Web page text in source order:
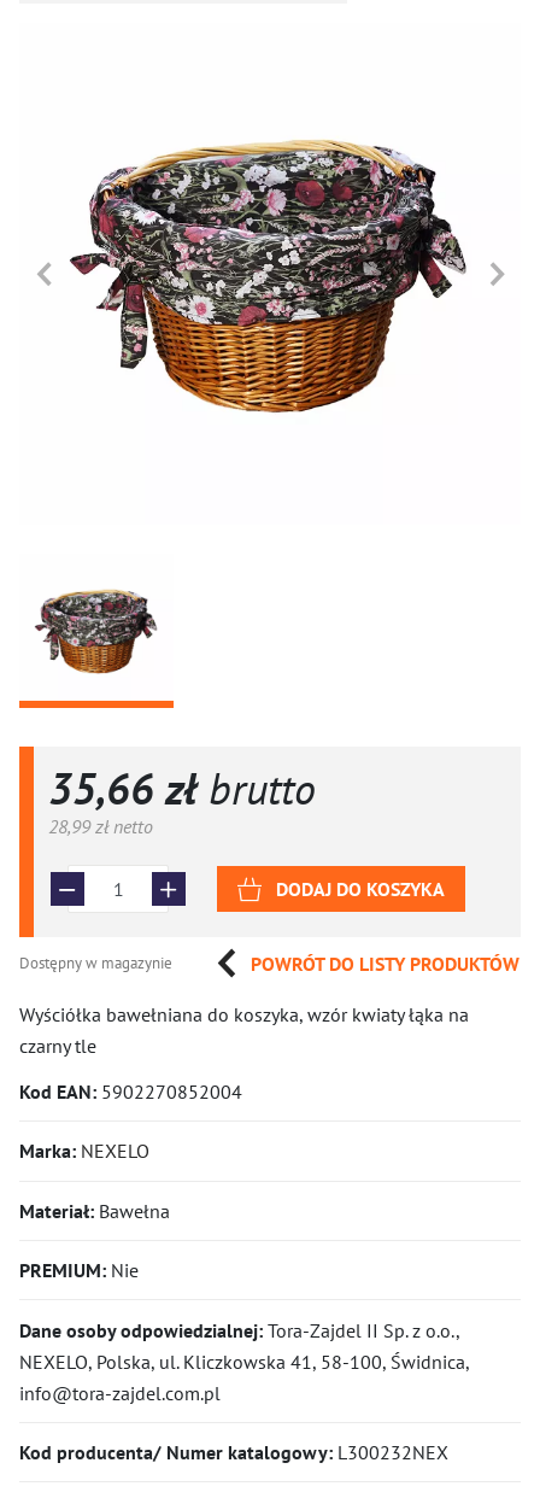
35,66 złbrutto
28,99 złnetto
DODAJ DO KOSZYKA
Dostępny w magazynie POWRÓT DO LISTY PRODUKTÓW
Wyściółka bawełniana do koszyka, wzór kwiaty łąka na
czarny tle
Kod EAN: 5902270852004
Marka: NEXELO
Materiał: Bawełna
PREMIUM: Nie
Dane osoby odpowiedzialnej: Tora-Zajdel II Sp. z o.o.,
NEXELO, Polska, ul. Kliczkowska 41, 58-100, Świdnica,
info@tora-zajdel.com.pl
Kod producenta/ Numer katalogowy: L300232NEX